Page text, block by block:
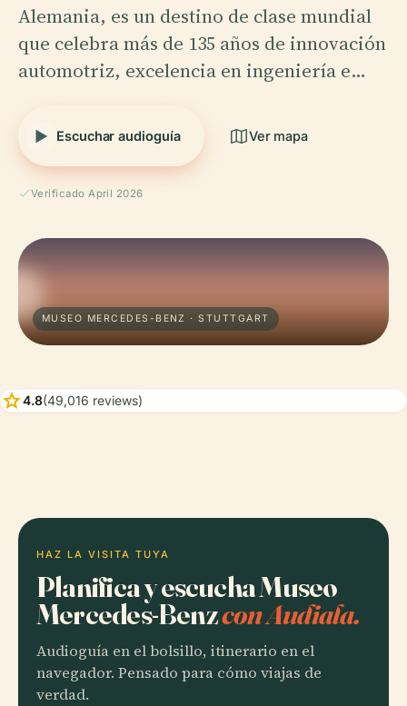
Alemania, es un destino de clase mundial
que celebra más de 135 años de innovación
automotriz, excelencia en ingeniería e…
Escuchar audioguía Ver mapa
Verificado April 2026
MUSEO MERCEDES-BENZ · STUTTGART
star4.8(49,016 reviews)
HAZ LA VISITA TUYA
Planifica y escucha Museo
Mercedes-Benzcon Audiala.
Audioguía en el bolsillo, itinerario en el
navegador. Pensado para cómo viajas de
verdad.